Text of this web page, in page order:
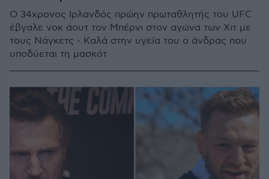
Ο 34χρονος Ιρλανδός πρώην πρωταθλητής του UFC
έβγαλε νοκ άουτ τον Μπέρνι στον αγώνα των Χιτ με
τους Νάγκετς - Καλά στην υγεία του ο άνδρας που
υποδύεται τη μασκότ